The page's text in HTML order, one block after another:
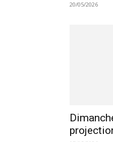
20/05/2026